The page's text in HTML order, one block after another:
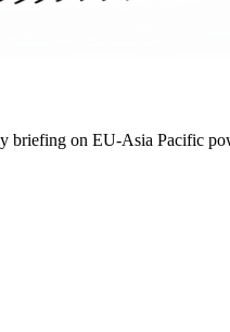
briefing on EU-Asia Pacific